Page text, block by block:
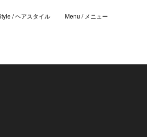
/ ヘアスタイル Menu / メニュー